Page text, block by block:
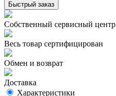
Быстрый заказ
Собственный сервисный центр
Весь товар сертифицирован
Обмен и возврат
Доставка
Характеристики